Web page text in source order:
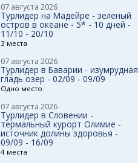
07 августа 2026
Турлидер на Мадейре - зеленый
остров в океане - 5* - 10 дней -
11/10 - 20/10
3 места
07 августа 2026
Турлидер в Баварии - изумрудная
гладь озер - 02/09 - 09/09
Одно место
07 августа 2026
Турлидер в Словении -
термальный курорт Олимие -
источник долины здоровья -
09/09 - 16/09
4 места